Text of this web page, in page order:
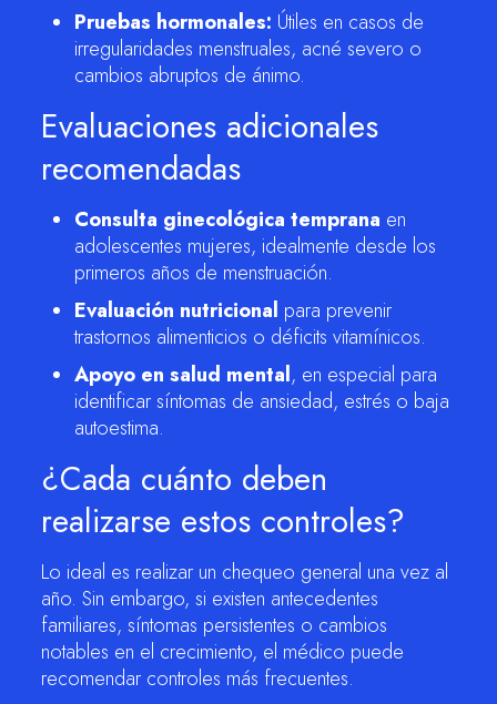
Pruebas hormonales: Útiles en casos de
irregularidades menstruales, acné severo o
cambios abruptos de ánimo.
Evaluaciones adicionales
recomendadas
Consulta ginecológica temprana en
adolescentes mujeres, idealmente desde los
primeros años de menstruación.
Evaluación nutricional para prevenir
trastornos alimenticios o déficits vitamínicos.
Apoyo en salud mental, en especial para
identificar síntomas de ansiedad, estrés o baja
autoestima.
¿Cada cuánto deben
realizarse estos controles?
Lo ideal es realizar un chequeo general una vez al
año. Sin embargo, si existen antecedentes
familiares, síntomas persistentes o cambios
notables en el crecimiento, el médico puede
recomendar controles más frecuentes.